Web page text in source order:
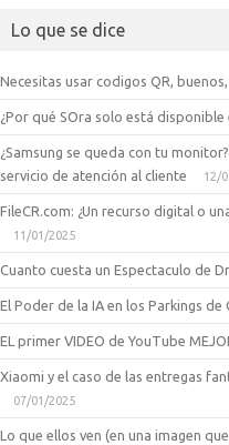
Lo que se dice
Necesitas usar codigos QR,
¿Por qué SOra solo está disponible
¿Samsung se queda con tu
servicio de atención al cliente
12/
FileCR.com: ¿Un recurso digital o
11/01/2025
Cuanto cuesta un Espectaculo de
El Poder de la IA en los Parkings de
EL primer VIDEO de YouTube
Xiaomi y el caso de las entregas
07/01/2025
Lo que ellos ven (en una imagen